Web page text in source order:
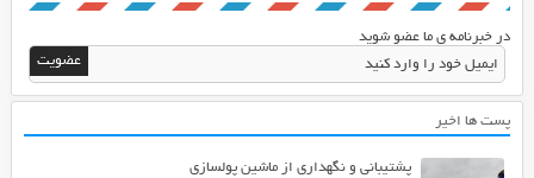
در خبرنامه ی ما عضو شوید
پست ها اخیر
پشتیبانی و نگهداری از ماشین پولسازی